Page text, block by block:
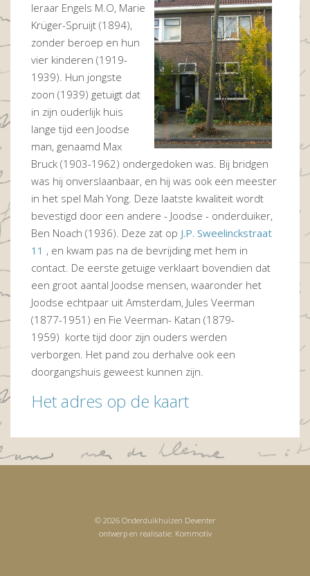
leraar Engels M.O, Marie
Krüger-Spruijt (1894),
zonder beroep en hun
vier kinderen (1919-
1939). Hun jongste
zoon (1939) getuigt dat
in zijn ouderlijk huis
lange tijd een Joodse
man, genaamd Max
Bruck (1903-1962) ondergedoken was. Bij bridgen
was hij onverslaanbaar, en hij was ook een meester
in het spel Mah Yong. Deze laatste kwaliteit wordt
bevestigd door een andere - Joodse - onderduiker,
Ben Noach (1936). Deze zat op J.P. Sweelinckstraat
11 , en kwam pas na de bevrijding met hem in
contact. De eerste getuige verklaart bovendien dat
een groot aantal Joodse mensen, waaronder het
Joodse echtpaar uit Amsterdam, Jules Veerman
(1877-1951) en Fie Veerman- Katan (1879-
1959) korte tijd door zijn ouders werden
verborgen. Het pand zou derhalve ook een
doorgangshuis geweest kunnen zijn.
Het adres op de kaart
© 2026 Onderduikhuizen Deventer
ontwerp en realisatie: Kommotiv